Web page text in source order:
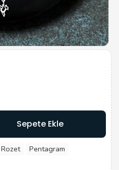
Sepete Ekle
Pentagram